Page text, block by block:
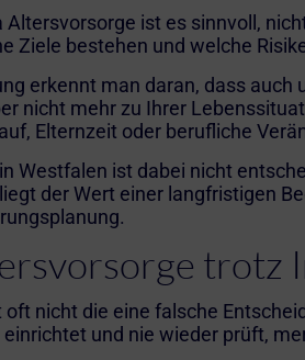
Altersvorsorge ist es sinnvoll,
Ziele bestehen und welche
erkennt man daran, dass
nicht mehr zu Ihrer
Elternzeit oder berufliche
Westfalen ist dabei nicht
der Wert einer langfristigen
trotz
oft nicht die eine falsche
und nie wieder prüft,